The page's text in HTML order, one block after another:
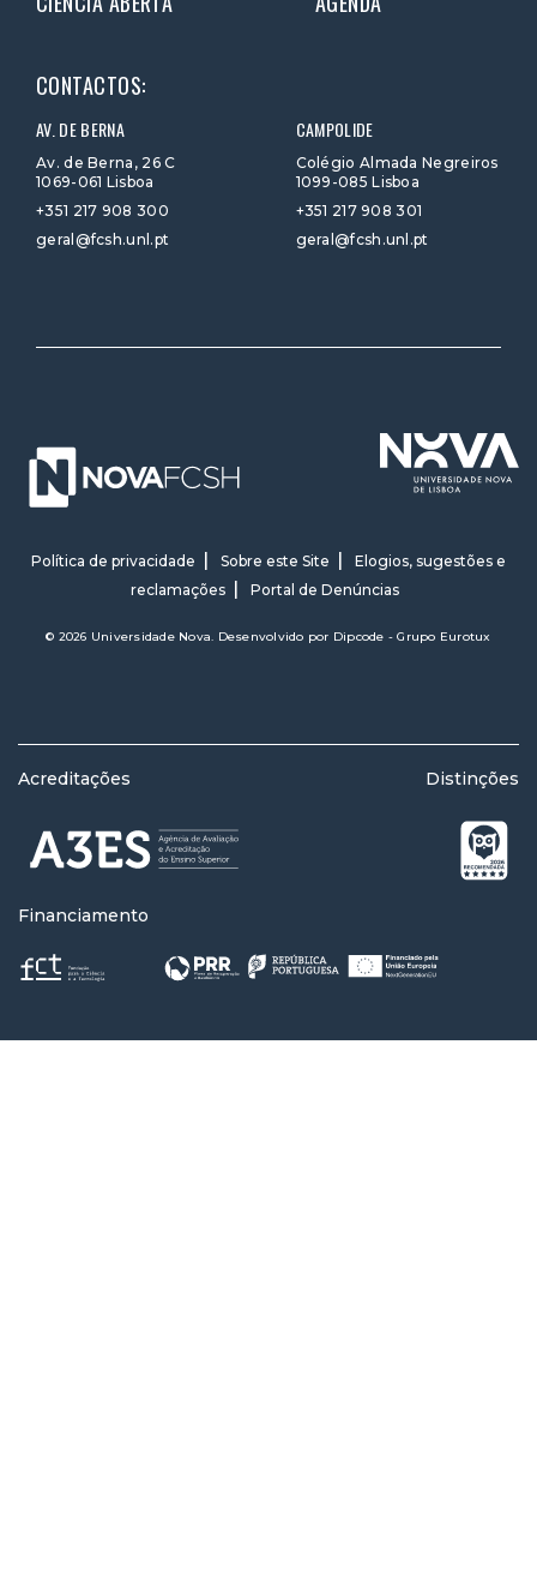
CONTACTOS:
AV. DE BERNA
Av. de Berna, 26 C
1069-061 Lisboa
+351 217 908 300
geral@fcsh.unl.pt
CAMPOLIDE
Colégio Almada Negreiros
1099-085 Lisboa
+351 217 908 301
geral@fcsh.unl.pt
Política de privacidade Sobre este Site
Elogios, sugestões e
reclamações
Portal de Denúncias
© 2026 Universidade Nova. Desenvolvido por Dipcode - Grupo Eurotux
Acreditações Distinções
Financiamento